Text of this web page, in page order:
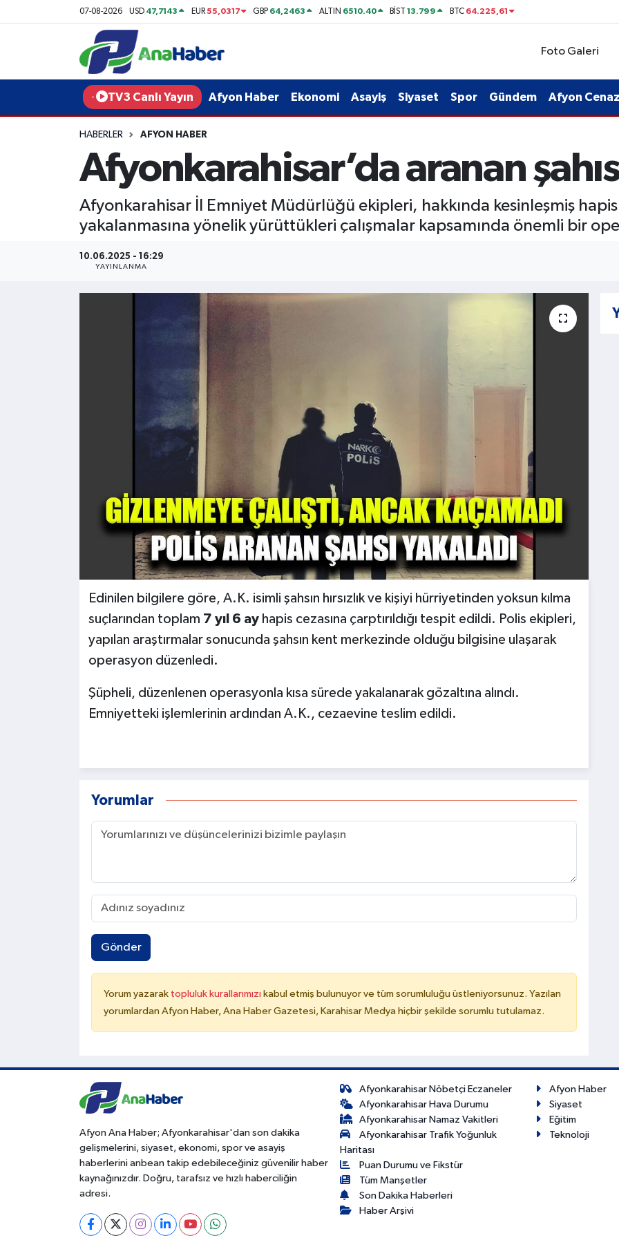
07-08-2026 USD 47,7143 EUR55,0317 GBP 64,2463 ALTIN 6510.40 BİST13.799 BTC 64.225,61
Foto Galeri
TV3 Canlı Yayın Afyon Haber Ekonomi Asayiş Siyaset Spor Gündem Afyon
HABERLER AFYON HABER
Afyonkarahisar’da aranan
Afyonkarahisar İl Emniyet Müdürlüğü ekipleri, hakkında kesinleşmiş hapis
yakalanmasına yönelik yürüttükleri çalışmalar kapsamında önemli bir
10.06.2025 - 16:29
YAYINLANMA
Edinilen bilgilere göre, A.K. isimli şahsın hırsızlık ve kişiyi hürriyetinden yoksun kılma
suçlarından toplam 7 yıl 6 ayhapis cezasına çarptırıldığı tespit edildi. Polis ekipleri,
yapılan araştırmalar sonucunda şahsın kent merkezinde olduğu bilgisine ulaşarak
operasyon düzenledi.
Şüpheli, düzenlenen operasyonla kısa sürede yakalanarak gözaltına alındı.
Emniyetteki işlemlerinin ardından A.K., cezaevine teslim edildi.
Yorumlar
Gönder
Yorum yazarak topluluk kurallarımızı kabul etmiş bulunuyor ve tüm sorumluluğu üstleniyorsunuz. Yazılan
yorumlardan Afyon Haber, Ana Haber Gazetesi, Karahisar Medya hiçbir şekilde sorumlu tutulamaz.
Afyon Ana Haber; Afyonkarahisar'dan son dakika
gelişmelerini, siyaset, ekonomi, spor ve asayiş
haberlerini anbean takip edebileceğiniz güvenilir haber
kaynağınızdır. Doğru, tarafsız ve hızlı haberciliğin
adresi.
Afyonkarahisar Nöbetçi Eczaneler
Afyonkarahisar Hava Durumu
Afyonkarahisar Namaz Vakitleri
Afyonkarahisar Trafik Yoğunluk
Haritası
Puan Durumu ve Fikstür
Tüm Manşetler
Son Dakika Haberleri
Haber Arşivi
Afyon Haber
Siyaset
Eğitim
Teknoloji
Yurt Haber
Afyon Haber
Afyonkarahisar Nöbetçi Eczaneler
Afyonkarahisar Hava Durumu
Afyonkarahisar Trafik Yoğunluk Haritası
Süper Lig Puan Durumu ve Fikstür
Tüm Manşetler
Son Dakika Haberleri